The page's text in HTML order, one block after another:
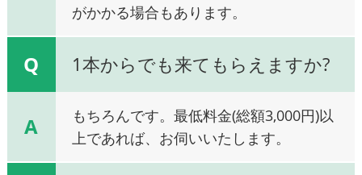
がかかる場合もあります。
Q 1本からでも来てもらえますか?
A
もちろんです。最低料金(総額3,000円)以
上であれば、お伺いいたします。